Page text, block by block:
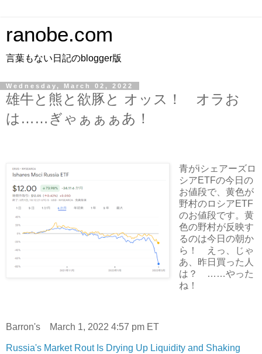
ranobe.com
言葉もない日記のblogger版
Wednesday, March 02, 2022
雄牛と熊と欲豚と オッス！ オラお
は……ぎゃぁぁぁあ！
青がiシェアーズロ
シアETFの今日の
お値段で、黄色が
野村のロシアETF
のお値段です。黄
色の野村が反映す
るのは今日の朝か
ら！ えっ、じゃ
あ、昨日買った人
は？ ……やった
ね！
Barron's March 1, 2022 4:57 pm ET
Russia's Market Rout Is Drying Up Liquidity and Shaking